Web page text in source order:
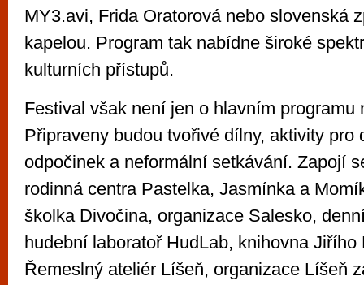
MY3.avi, Frida Oratorová nebo slovenská
kapelou. Program tak nabídne široké
kulturních přístupů.
Festival však není jen o hlavním programu
Připraveny budou tvořivé dílny, aktivity pro
odpočinek a neformální setkávání. Zapojí
rodinná centra Pastelka, Jasmínka a
školka Divočina, organizace Salesko,
hudební laboratoř HudLab, knihovna Jiřího
Řemeslný ateliér Líšeň, organizace Líšeň